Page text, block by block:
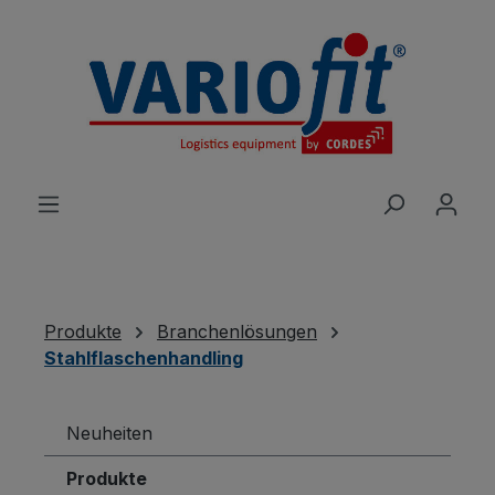
Produkte
Branchenlösungen
Stahlflaschenhandling
Neuheiten
Produkte